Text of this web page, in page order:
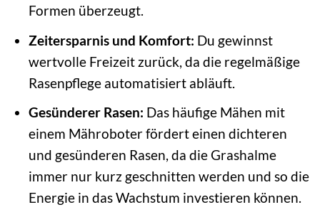
Formen überzeugt.
Zeitersparnis und Komfort: Du gewinnst
wertvolle Freizeit zurück, da die regelmäßige
Rasenpflege automatisiert abläuft.
Gesünderer Rasen: Das häufige Mähen mit
einem Mähroboter fördert einen dichteren
und gesünderen Rasen, da die Grashalme
immer nur kurz geschnitten werden und so die
Energie in das Wachstum investieren können.